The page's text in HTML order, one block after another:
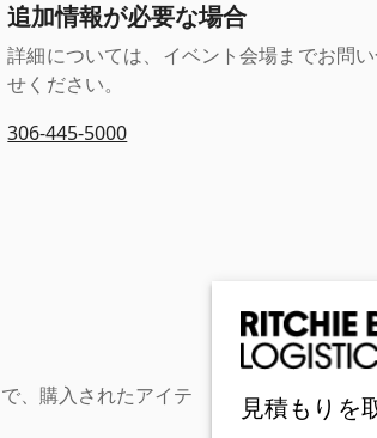
追加情報が必要な場合
詳細については、イベント会場までお問
せください。
306-445-5000
、購入されたアイテ
見積もりを